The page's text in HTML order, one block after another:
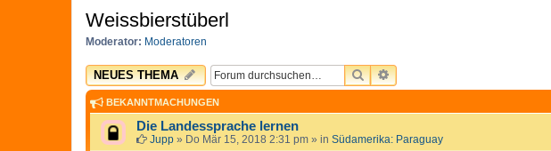
Weissbierstüberl
Moderator: Moderatoren
NEUES THEMA SUCHEERWEITERTE SUCHE
BEKANNTMACHUNGEN
Die Landessprache lernen
Jupp » Do Mär 15, 2018 2:31 pm » in Südamerika: Paraguay